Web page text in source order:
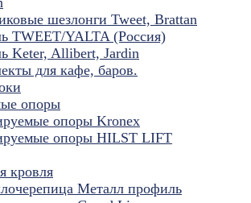
шезлонги Tweet, Brattan
TWEET/YALTA (Россия)
Keter, Allibert, Jardin
для кафе, баров.
опоры
опоры Kronex
опоры HILST LIFT
кровля
Металл профиль